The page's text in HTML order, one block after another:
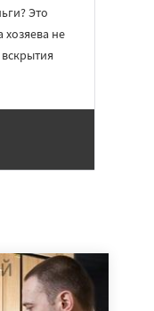
Это
хозяева не